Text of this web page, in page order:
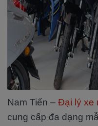
Nam Tiến – Đại lý xe
cung cấp đa dạng